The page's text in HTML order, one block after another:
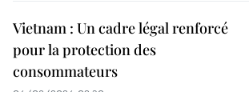
Vietnam : Un cadre légal renforcé
pour la protection des
consommateurs